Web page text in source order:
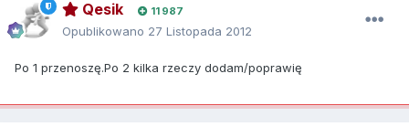
Qesik 11 987
Opublikowano 27 Listopada 2012
Po 1 przenoszę.Po 2 kilka rzeczy dodam/poprawię